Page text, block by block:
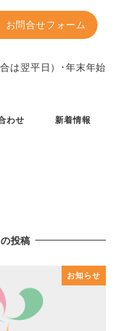
お問合せフォーム
は翌平日） ･年末年始
わせ 新着情報
投稿
お知らせ